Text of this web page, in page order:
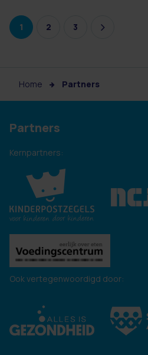
1 2 3
Home Partners
Partners
Kernpartners:
Ook vertegenwoordigd door: